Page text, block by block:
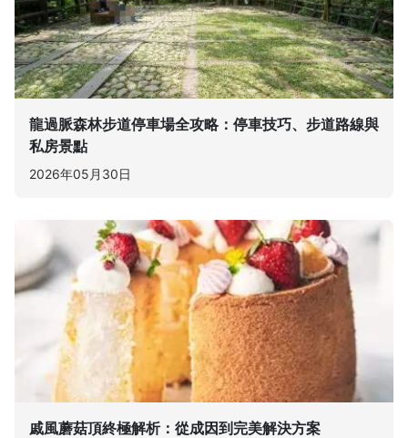
龍過脈森林步道停車場全攻略：停車技巧、步道路線與
私房景點
2026年05月30日
戚風蘑菇頂終極解析：從成因到完美解決方案